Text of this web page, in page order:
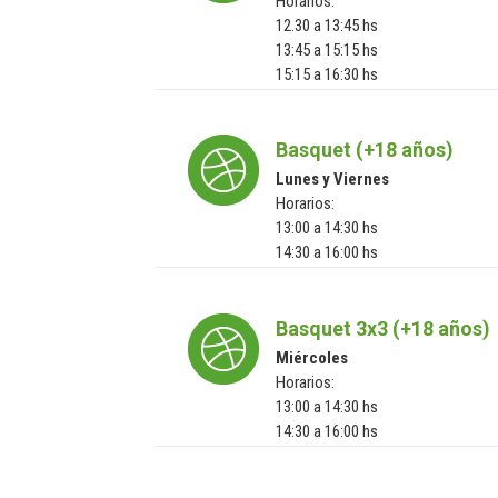
12.30 a 13:45 hs
13:45 a 15:15 hs
15:15 a 16:30 hs
Basquet (+18 años)
Lunes y Viernes
Horarios:
13:00 a 14:30 hs
14:30 a 16:00 hs
Basquet 3x3 (+18 años)
Miércoles
Horarios:
13:00 a 14:30 hs
14:30 a 16:00 hs